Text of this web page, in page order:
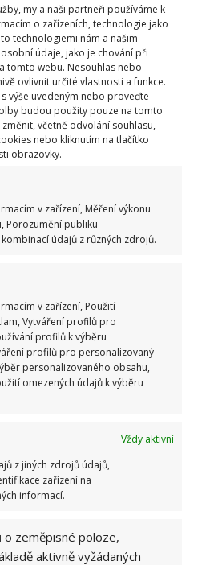
my a naši partneři používáme k
o zařízeních, technologie jako
technologiemi nám a našim
údaje, jako je chování při
tomto webu. Nesouhlas nebo
ovlivnit určité vlastnosti a funkce.
výše uvedeným nebo proveďte
budou použity pouze na tomto
včetně odvolání souhlasu,
nebo kliknutím na tlačítko
obrazovky.
v zařízení, Měření výkonu
Porozumění publiku
údajů z různých zdrojů.
v zařízení, Použití
Vytváření profilů pro
profilů k výběru
profilů pro personalizovaný
personalizovaného obsahu,
omezených údajů k výběru
Vždy aktivní
z jiných zdrojů údajů,
zařízení na
informací.
o zeměpisné poloze,
aktivně vyžádaných
teplo domova
rozlohu více než sto metrů
poukazuje na
Nová budova používá
stodoly, ale do interiéru
která umožnila
zajímavé rozdělení celého